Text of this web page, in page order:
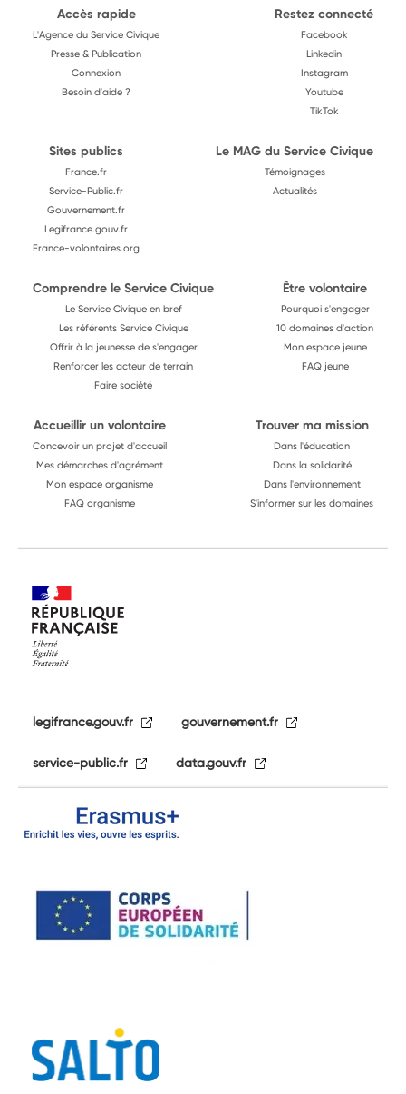
Accès rapide
L'Agence du Service Civique
Presse & Publication
Connexion
Besoin d'aide ?
Restez connecté
Facebook
Linkedin
Instagram
Youtube
TikTok
Sites publics
France.fr
Service-Public.fr
Gouvernement.fr
Legifrance.gouv.fr
France-volontaires.org
Le MAG du Service Civique
Témoignages
Actualités
Comprendre le Service Civique
Le Service Civique en bref
Les référents Service Civique
Offrir à la jeunesse de s'engager
Renforcer les acteur de terrain
Faire société
Être volontaire
Pourquoi s'engager
10 domaines d'action
Mon espace jeune
FAQ jeune
Accueillir un volontaire
Concevoir un projet d'accueil
Mes démarches d'agrément
Mon espace organisme
FAQ organisme
Trouver ma mission
Dans l'éducation
Dans la solidarité
Dans l'environnement
S'informer sur les domaines
legifrance.gouv.fr gouvernement.fr
service-public.fr data.gouv.fr